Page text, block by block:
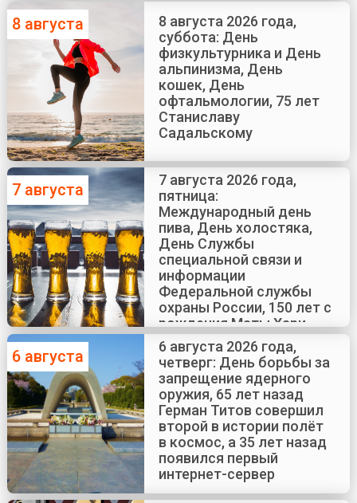
8 августа
8 августа 2026 года,
суббота: День
физкультурника и День
альпинизма, День
кошек, День
офтальмологии, 75 лет
Станиславу
Садальскому
7 августа
7 августа 2026 года,
пятница:
Международный день
пива, День холостяка,
День Службы
специальной связи и
информации
Федеральной службы
охраны России, 150 лет с
рождения Маты Хари
6 августа
6 августа 2026 года,
четверг: День борьбы за
запрещение ядерного
оружия, 65 лет назад
Герман Титов совершил
второй в истории полёт
в космос, а 35 лет назад
появился первый
интернет-сервер